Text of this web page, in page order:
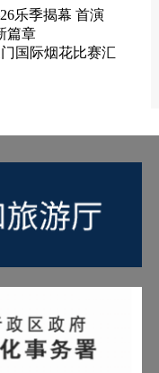
乐季揭幕 首演
篇章
国际烟花比赛汇